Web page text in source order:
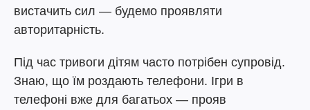
вистачить сил — будемо проявляти
авторитарність.
Під час тривоги дітям часто потрібен супровід.
Знаю, що їм роздають телефони. Ігри в
телефоні вже для багатьох — прояв